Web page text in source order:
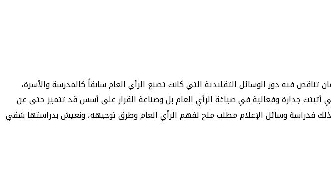
فيه دور الوسائل التقليدية التي كانت تصنع الرأي العام سابقاً كالمدرسة والأسرة،
أثبتت جدارة وفعالية في صياغة الرأي العام بل وصناعة القرار على أسس قد تتميز حتى عن
فدراسة وسائل الإعلام مطلب ملح لفهم الرأي العام وطرق توجيهه، ونعيش بدراستها شقي